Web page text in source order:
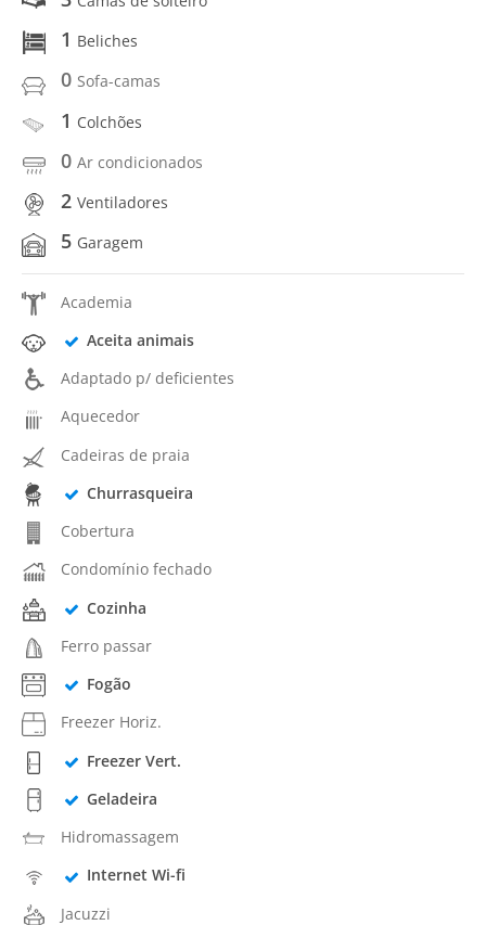
1 Beliches
0 Sofa-camas
1 Colchões
0 Ar condicionados
2 Ventiladores
5 Garagem
Academia
Aceita animais
Adaptado p/ deficientes
Aquecedor
Cadeiras de praia
Churrasqueira
Cobertura
Condomínio fechado
Cozinha
Ferro passar
Fogão
Freezer Horiz.
Freezer Vert.
Geladeira
Hidromassagem
Internet Wi-fi
Jacuzzi